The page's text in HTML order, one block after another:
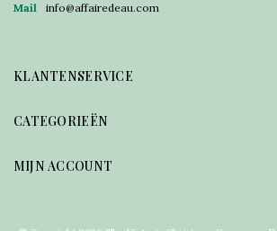
Mail
info@affairedeau.com
KLANTENSERVICE
CATEGORIEËN
MIJN ACCOUNT